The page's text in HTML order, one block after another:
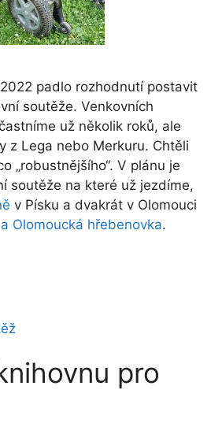
padlo rozhodnutí postavit
soutěže. Venkovních
už několik roků, ale
z Lega nebo Merkuru. Chtěli
„robustnějšího“. V plánu je
soutěže na které už jezdíme,
v Písku a dvakrát v Olomouci
Olomoucká hřebenovka.
pro